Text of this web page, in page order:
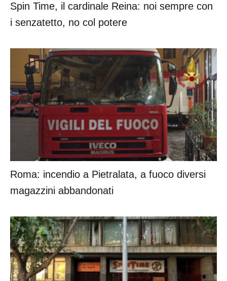
Spin Time, il cardinale Reina: noi sempre con
i senzatetto, no col potere
Roma: incendio a Pietralata, a fuoco diversi
magazzini abbandonati